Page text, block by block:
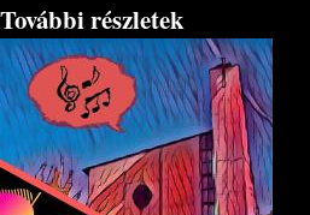
További részletek